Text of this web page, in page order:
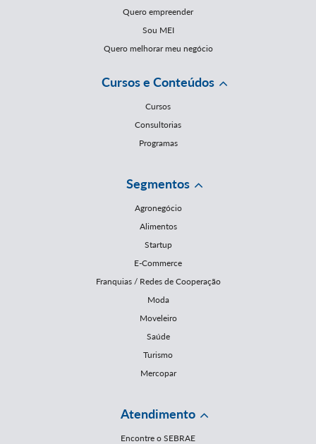
Quero empreender
Sou MEI
Quero melhorar meu negócio
Cursos e Conteúdos
Cursos
Consultorias
Programas
Segmentos
Agronegócio
Alimentos
Startup
E-Commerce
Franquias / Redes de Cooperação
Moda
Moveleiro
Saúde
Turismo
Mercopar
Atendimento
Encontre o SEBRAE